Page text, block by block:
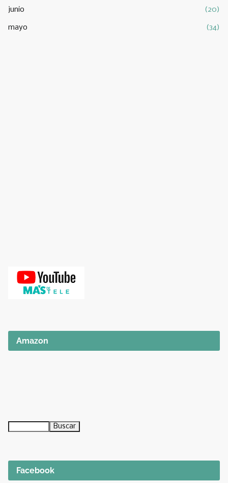
junio (20)
mayo (34)
Amazon
Facebook